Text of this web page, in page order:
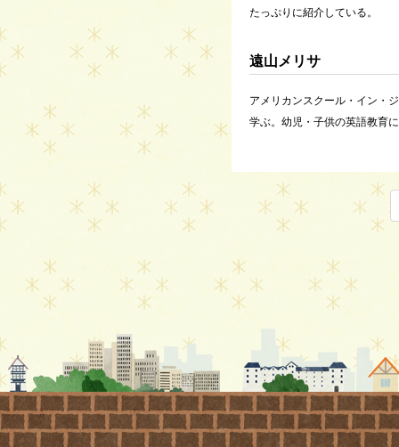
たっぷりに紹介している。
遠山メリサ
アメリカンスクール・イン・
学ぶ。幼児・子供の英語教育